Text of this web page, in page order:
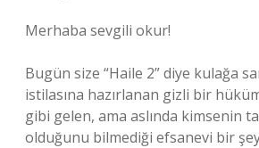
Merhaba sevgili okur!
Bugün size “Haile 2” diye kulağa
istilasına hazırlanan gizli bir
gibi gelen, ama aslında kimsenin
olduğunu bilmediği efsanevi bir